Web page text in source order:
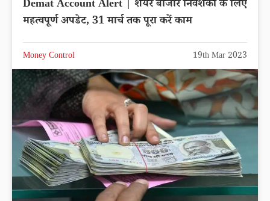
Demat Account Alert | शेयर बाजार निवेशकों के लिए
महत्वपूर्ण अपडेट, 31 मार्च तक पूरा करें काम
Money Control 19th Mar 2023